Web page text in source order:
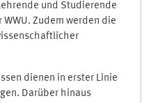
und Studierende
Zudem werden die
dienen in erster Linie
Darüber hinaus